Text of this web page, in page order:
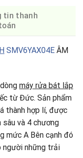
tin thanh
SMV6YAX04E ÂM
máy rửa bát lắp
từ Đức. Sản phẩm
thành hợp lí, được
và 4 chương
mức A Bên cạnh đó
người những trải